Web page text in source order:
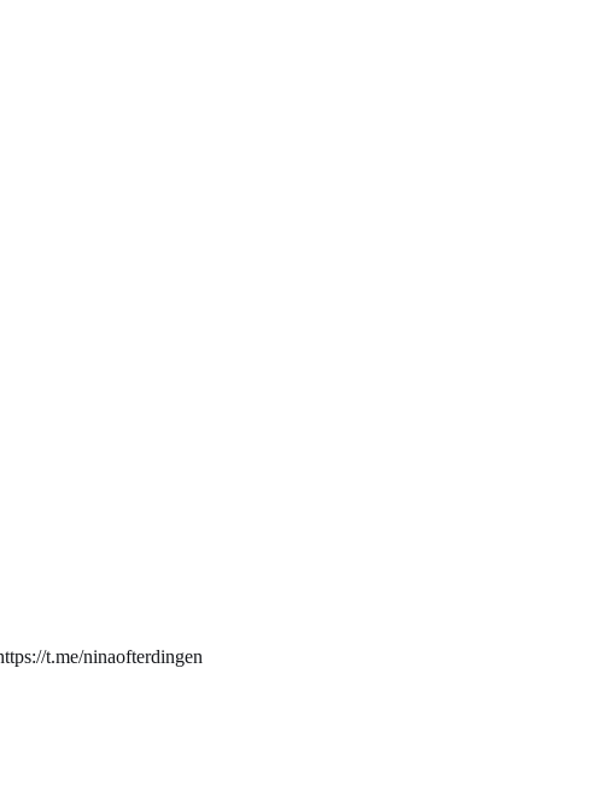
t.me/ninaofterdingen